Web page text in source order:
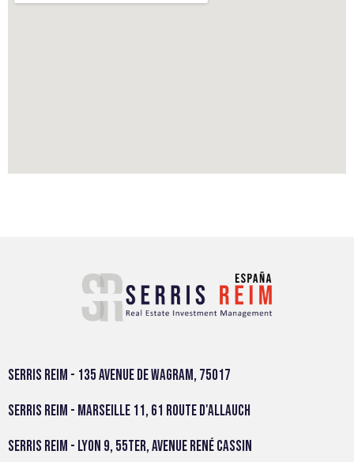
Serris Reim - 135 avenue de Wagram, 75017
Serris Reim - Marseille 11, 61 route d'Allauch
Serris Reim - Lyon 9, 55TER, Avenue rené Cassin